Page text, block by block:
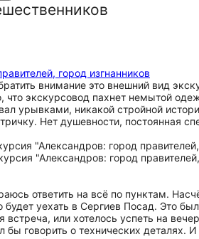
город изгнанников
внимание это внешний вид
что экскурсовод пахнет немытой
урывками, никакой стройной
Нет душевности, постоянная
ответить на всё по пунктам.
уехать в Сергиев Посад. Это
встреча, или хотелось успеть на
бы говорить о технических